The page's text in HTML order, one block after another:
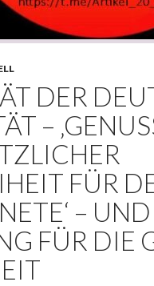
DER
–
FÜR
– UND
FÜR DIE